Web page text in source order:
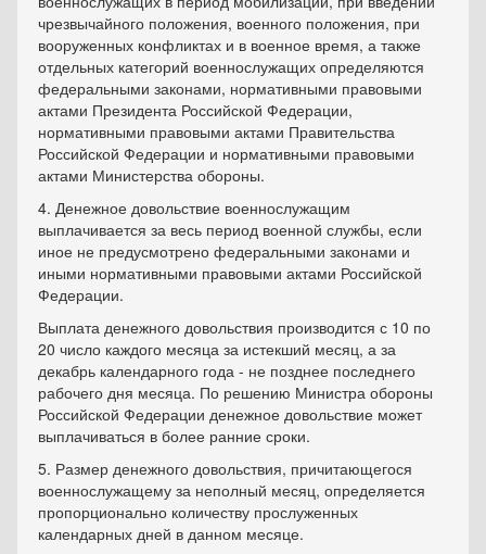
чрезвычайного положения, военного положения, при
вооруженных конфликтах и в военное время, а также
отдельных категорий военнослужащих определяются
федеральными законами, нормативными правовыми
актами Президента Российской Федерации,
нормативными правовыми актами Правительства
Российской Федерации и нормативными правовыми
актами Министерства обороны.
4. Денежное довольствие военнослужащим
выплачивается за весь период военной службы, если
иное не предусмотрено федеральными законами и
иными нормативными правовыми актами Российской
Федерации.
Выплата денежного довольствия производится с 10 по
20 число каждого месяца за истекший месяц, а за
декабрь календарного года - не позднее последнего
рабочего дня месяца. По решению Министра обороны
Российской Федерации денежное довольствие может
выплачиваться в более ранние сроки.
5. Размер денежного довольствия, причитающегося
военнослужащему за неполный месяц, определяется
пропорционально количеству прослуженных
календарных дней в данном месяце.